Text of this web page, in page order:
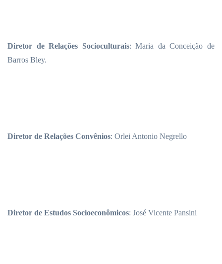
Diretor de Relações Socioculturais: Maria da Conceição de
Barros Bley.
Diretor de Relações Convênios: Orlei Antonio Negrello
Diretor de Estudos Socioeconômicos: José Vicente Pansini